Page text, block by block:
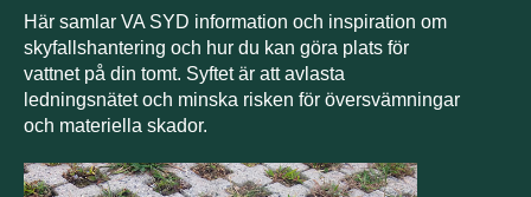
Här samlar VA SYD information och inspiration om
skyfallshantering och hur du kan göra plats för
vattnet på din tomt. Syftet är att avlasta
ledningsnätet och minska risken för översvämningar
och materiella skador.